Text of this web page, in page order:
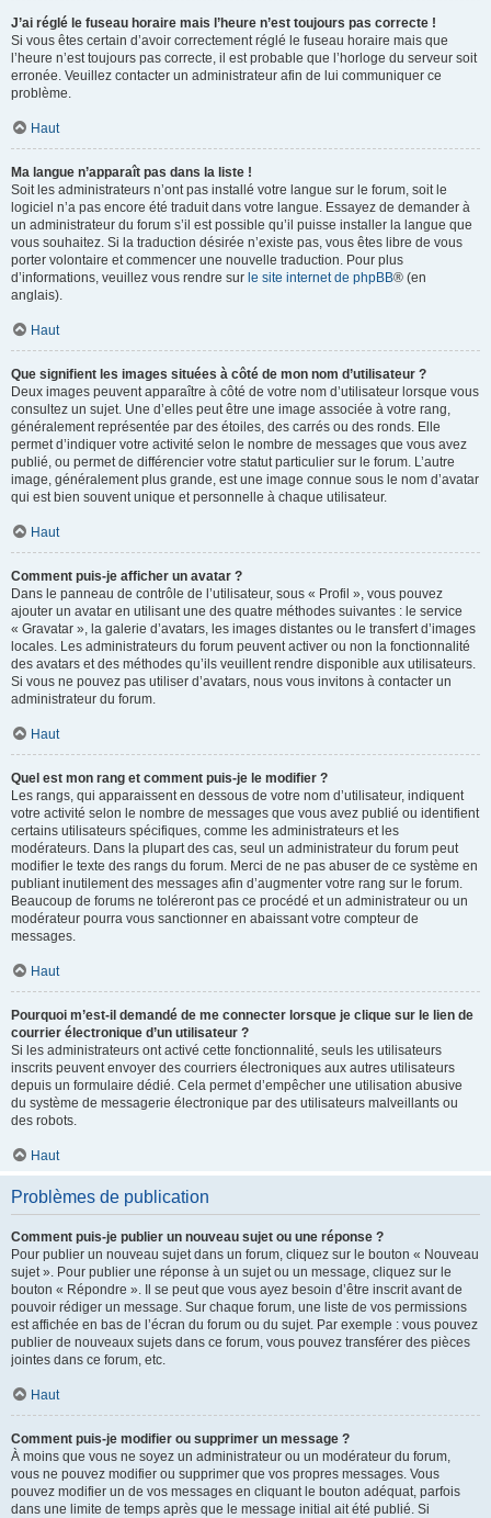
J’ai réglé le fuseau horaire mais l’heure n’est toujours pas correcte !
Si vous êtes certain d’avoir correctement réglé le fuseau horaire mais que
l’heure n’est toujours pas correcte, il est probable que l’horloge du serveur soit
erronée. Veuillez contacter un administrateur afin de lui communiquer ce
problème.
Haut
Ma langue n’apparaît pas dans la liste !
Soit les administrateurs n’ont pas installé votre langue sur le forum, soit le
logiciel n’a pas encore été traduit dans votre langue. Essayez de demander à
un administrateur du forum s’il est possible qu’il puisse installer la langue que
vous souhaitez. Si la traduction désirée n’existe pas, vous êtes libre de vous
porter volontaire et commencer une nouvelle traduction. Pour plus
d’informations, veuillez vous rendre sur le site internet de phpBB® (en
anglais).
Haut
Que signifient les images situées à côté de mon nom d’utilisateur ?
Deux images peuvent apparaître à côté de votre nom d’utilisateur lorsque vous
consultez un sujet. Une d’elles peut être une image associée à votre rang,
généralement représentée par des étoiles, des carrés ou des ronds. Elle
permet d’indiquer votre activité selon le nombre de messages que vous avez
publié, ou permet de différencier votre statut particulier sur le forum. L’autre
image, généralement plus grande, est une image connue sous le nom d’avatar
qui est bien souvent unique et personnelle à chaque utilisateur.
Haut
Comment puis-je afficher un avatar ?
Dans le panneau de contrôle de l’utilisateur, sous « Profil », vous pouvez
ajouter un avatar en utilisant une des quatre méthodes suivantes : le service
« Gravatar », la galerie d’avatars, les images distantes ou le transfert d’images
locales. Les administrateurs du forum peuvent activer ou non la fonctionnalité
des avatars et des méthodes qu’ils veuillent rendre disponible aux utilisateurs.
Si vous ne pouvez pas utiliser d’avatars, nous vous invitons à contacter un
administrateur du forum.
Haut
Quel est mon rang et comment puis-je le modifier ?
Les rangs, qui apparaissent en dessous de votre nom d’utilisateur, indiquent
votre activité selon le nombre de messages que vous avez publié ou identifient
certains utilisateurs spécifiques, comme les administrateurs et les
modérateurs. Dans la plupart des cas, seul un administrateur du forum peut
modifier le texte des rangs du forum. Merci de ne pas abuser de ce système en
publiant inutilement des messages afin d’augmenter votre rang sur le forum.
Beaucoup de forums ne toléreront pas ce procédé et un administrateur ou un
modérateur pourra vous sanctionner en abaissant votre compteur de
messages.
Haut
Pourquoi m’est-il demandé de me connecter lorsque je clique sur le lien de
courrier électronique d’un utilisateur ?
Si les administrateurs ont activé cette fonctionnalité, seuls les utilisateurs
inscrits peuvent envoyer des courriers électroniques aux autres utilisateurs
depuis un formulaire dédié. Cela permet d’empêcher une utilisation abusive
du système de messagerie électronique par des utilisateurs malveillants ou
des robots.
Haut
Problèmes de publication
Comment puis-je publier un nouveau sujet ou une réponse ?
Pour publier un nouveau sujet dans un forum, cliquez sur le bouton « Nouveau
sujet ». Pour publier une réponse à un sujet ou un message, cliquez sur le
bouton « Répondre ». Il se peut que vous ayez besoin d’être inscrit avant de
pouvoir rédiger un message. Sur chaque forum, une liste de vos permissions
est affichée en bas de l’écran du forum ou du sujet. Par exemple : vous pouvez
publier de nouveaux sujets dans ce forum, vous pouvez transférer des pièces
jointes dans ce forum, etc.
Haut
Comment puis-je modifier ou supprimer un message ?
À moins que vous ne soyez un administrateur ou un modérateur du forum,
vous ne pouvez modifier ou supprimer que vos propres messages. Vous
pouvez modifier un de vos messages en cliquant le bouton adéquat, parfois
dans une limite de temps après que le message initial ait été publié. Si